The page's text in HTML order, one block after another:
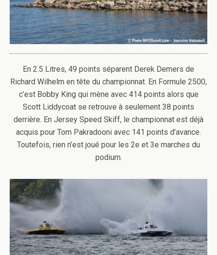
En 2.5 Litres, 49 points séparent Derek Demers de
Richard Wilhelm en tête du championnat. En Formule 2500,
c’est Bobby King qui mène avec 414 points alors que
Scott Liddycoat se retrouve à seulement 38 points
derrière. En Jersey Speed Skiff, le championnat est déjà
acquis pour Tom Pakradooni avec 141 points d’avance.
Toutefois, rien n’est joué pour les 2e et 3e marches du
podium.